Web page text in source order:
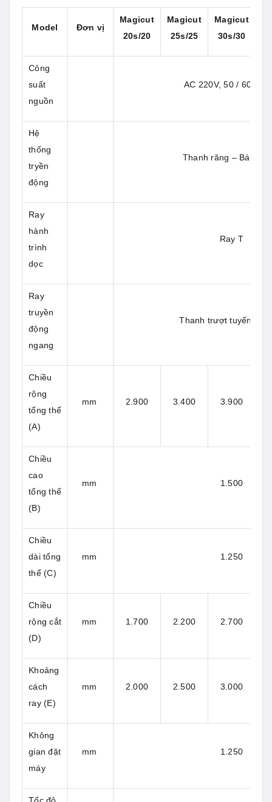
Model Đơn vị
Magicut
20s/20
Magicut
25s/25
Magicut
30s/30
Công
suất
nguồn
AC 220V, 50 / 60, 3
Hệ
thống
tryền
động
Thanh răng – Bánh
Ray
hành
trình
dọc
Ray T
Ray
truyền
động
ngang
Thanh trượt tuyến tính
Chiều
rộng
tổng thể
(A)
mm 2.900 3.400 3.900
Chiều
cao
tổng thể
(B)
mm 1.500
Chiều
dài tổng
thể (C)
mm 1.250
Chiều
rộng cắt
(D)
mm 1.700 2.200 2.700
Khoảng
cách
ray (E)
mm 2.000 2.500 3.000
Không
gian đặt
máy
mm 1.250